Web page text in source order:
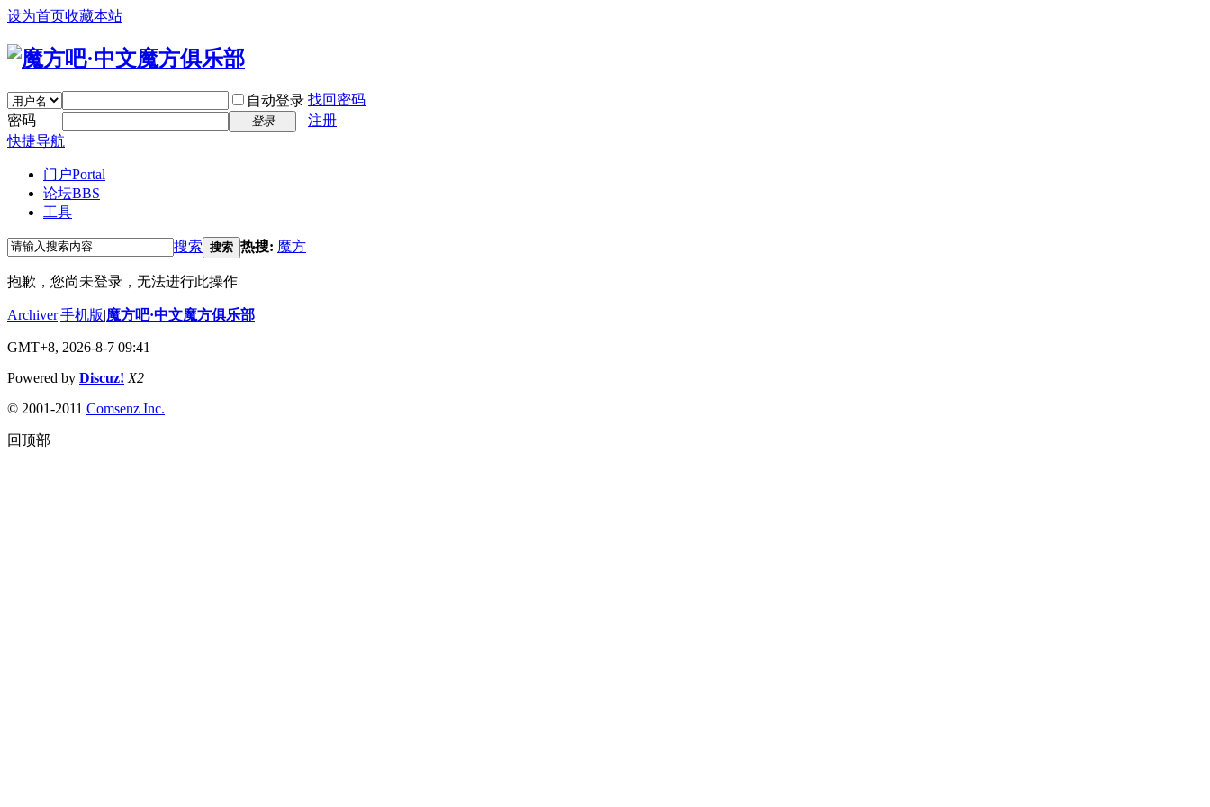
设为首页收藏本站
自动登录 找回密码
密码
登录
注册
快捷导航
门户Portal
论坛BBS
工具
搜索 搜索 热搜: 魔方
抱歉，您尚未登录，无法进行此操作
Archiver|手机版|魔方吧·中文魔方俱乐部
GMT+8, 2026-8-7 09:41
Powered by Discuz! X2
© 2001-2011 Comsenz Inc.
回顶部